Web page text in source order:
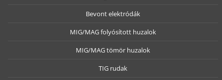
Bevont elektródák
MIG/MAG folyósított huzalok
MIG/MAG tömör huzalok
TIG rudak